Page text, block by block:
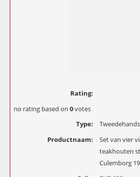
Rating:
no ratingbased on 0votes
Type:
Tweedehands
Productnaam:
Set van vier
teakhouten
Culemborg